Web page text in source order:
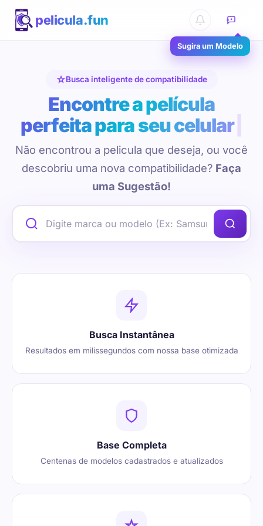
pelicula.fun
Sugira um Modelo
Busca inteligente de compatibilidade
Encontre a película
perfeita para seu celular
Não encontrou a pelicula que deseja, ou você
descobriu uma nova compatibilidade? Faça
uma Sugestão!
Busca Instantânea
Resultados em milissegundos com nossa base otimizada
Base Completa
Centenas de modelos cadastrados e atualizados